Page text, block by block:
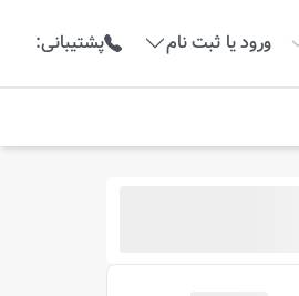
ورود یا ثبت نام پشتیبانی: